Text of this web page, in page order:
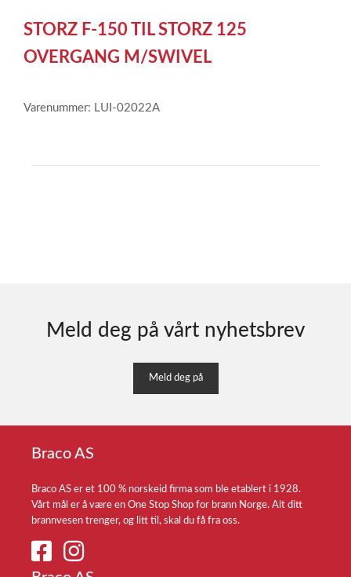
of
1
STORZ F-150 TIL STORZ 125
OVERGANG M/SWIVEL
Varenummer: LUI-02022A
Meld deg på vårt nyhetsbrev
Meld deg på
Braco AS
Braco AS er et 100 % norskeid firma som ble etablert i 1928.
Vårt mål er å være en One Stop Shop for brann Norge. Alt ditt
brannvesen trenger, og litt til, skal du få fra oss.